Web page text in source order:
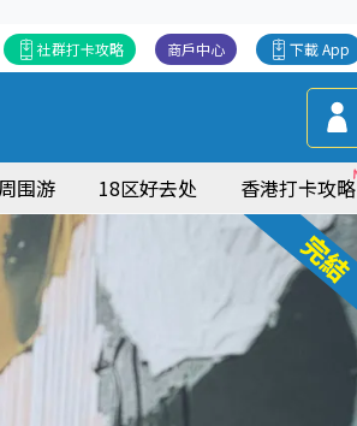
下載 App
商戶中心
社群打卡攻略
围游 18区好去处 香港打卡攻略